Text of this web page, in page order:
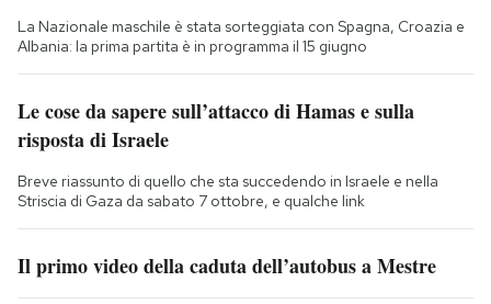
La Nazionale maschile è stata sorteggiata con Spagna, Croazia e
Albania: la prima partita è in programma il 15 giugno
Le cose da sapere sull’attacco di Hamas e sulla
risposta di Israele
Breve riassunto di quello che sta succedendo in Israele e nella
Striscia di Gaza da sabato 7 ottobre, e qualche link
Il primo video della caduta dell’autobus a Mestre